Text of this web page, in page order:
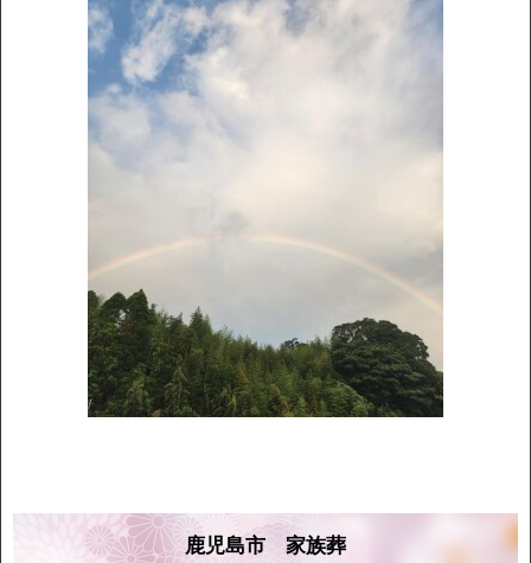
鹿児島市 家族葬